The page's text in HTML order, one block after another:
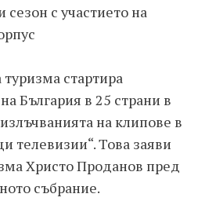
сезон с участието на
стартира
България в 25 страни в
на клипове в
телевизии“. Това заяви
Христо Проданов пред
събрание.